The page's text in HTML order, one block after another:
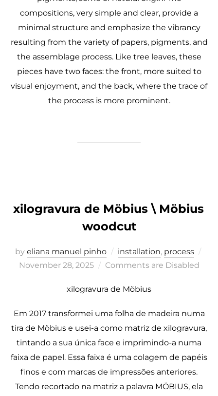
compositions, very simple and clear, provide a
minimal structure and emphasize the vibrancy
resulting from the variety of papers, pigments, and
the assemblage process. Like tree leaves, these
pieces have two faces: the front, more suited to
visual enjoyment, and the back, where the trace of
the process is more prominent.
xilogravura de Möbius \ Möbius
woodcut
by eliana manuel pinho installation, process
November 28, 2025 Comments are Disabled
xilogravura de Möbius
Em 2017 transformei uma folha de madeira numa
tira de Möbius e usei-a como matriz de xilogravura,
tintando a sua única face e imprimindo-a numa
faixa de papel. Essa faixa é uma colagem de papéis
finos e com marcas de impressões anteriores.
Tendo recortado na matriz a palavra MÖBIUS, ela